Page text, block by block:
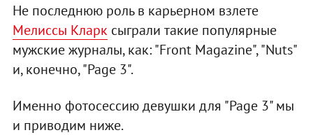
Не последнюю роль в карьерном взлете
Мелиссы Кларк сыграли такие популярные
мужские журналы, как: "Front Magazine", "Nuts"
и, конечно, "Page 3".
Именно фотосессию девушки для "Page 3" мы
и приводим ниже.